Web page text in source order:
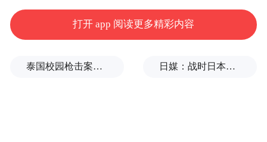
打开 app 阅读更多精彩内容
泰国校园枪击案致9死，枪手父亲道歉 日媒：战时日本多所大学进行输血人体实验，向患者注射动物血